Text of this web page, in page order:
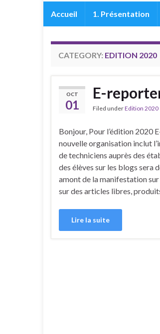
Accueil 1. Présentation
CATEGORY: EDITION 2020
OCT
01
E-
Filed underEdition 2020
Bonjour, Pour l’édition 2020
nouvelle organisation inclut
de techniciens auprès des
des élèves sur les blogs sera
amont de la manifestation
sur des articles libres,
Lire la suite